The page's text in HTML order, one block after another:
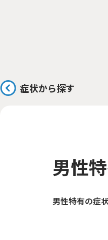
症状から探す
男性
男性特有の症